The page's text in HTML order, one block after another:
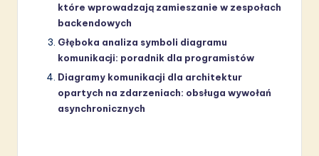
które wprowadzają zamieszanie w zespołach
backendowych
Głęboka analiza symboli diagramu
komunikacji: poradnik dla programistów
Diagramy komunikacji dla architektur
opartych na zdarzeniach: obsługa wywołań
asynchronicznych